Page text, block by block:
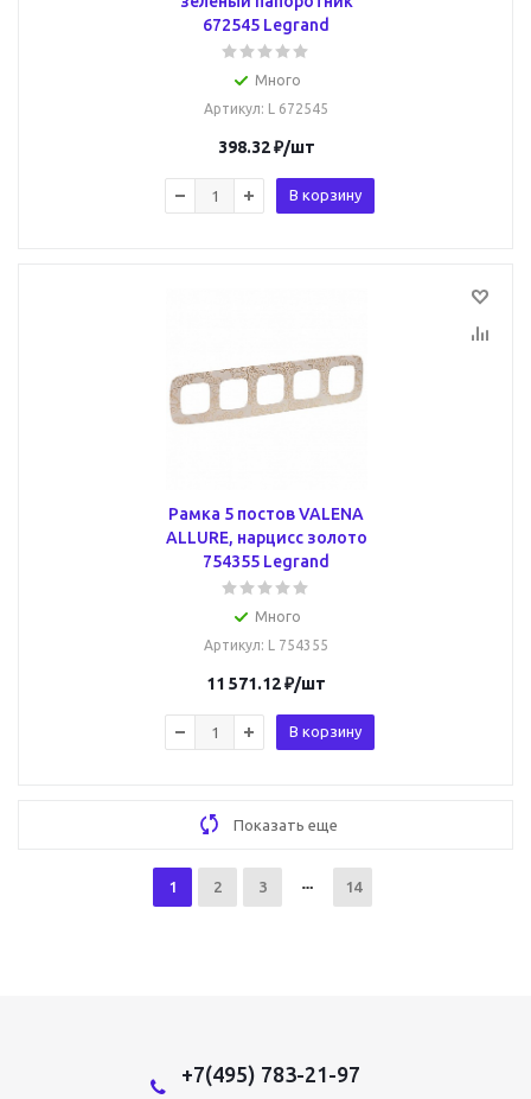
672545 Legrand
Много
Артикул: L 672545
398.32₽/шт
В корзину
Рамка 5 постов VALENA
ALLURE, нарцисс золото
754355 Legrand
Много
Артикул: L 754355
11 571.12₽/шт
В корзину
Показать еще
1 2 3 14
+7(495) 783-21-97